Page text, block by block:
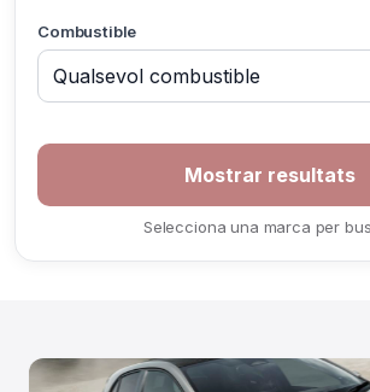
Combustible
human,
Selecciona una marca per